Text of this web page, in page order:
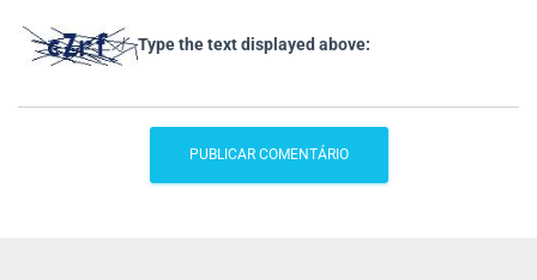
Type the text displayed above: